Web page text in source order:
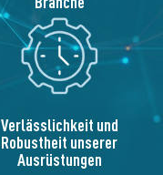
Verlässlichkeit und
Robustheit unserer
Ausrüstungen